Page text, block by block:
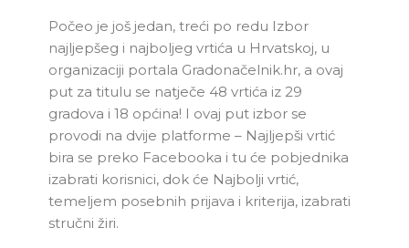
Počeo je još jedan, treći po redu Izbor
najljepšeg i najboljeg vrtića u Hrvatskoj, u
organizaciji portala Gradonačelnik.hr, a ovaj
put za titulu se natječe 48 vrtića iz 29
gradova i 18 općina! I ovaj put izbor se
provodi na dvije platforme – Najljepši vrtić
bira se preko Facebooka i tu će pobjednika
izabrati korisnici, dok će Najbolji vrtić,
temeljem posebnih prijava i kriterija, izabrati
stručni žiri.